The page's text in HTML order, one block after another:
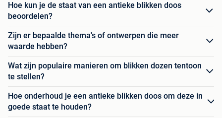
Hoe kun je de staat van een antieke blikken doos
beoordelen?
Zijn er bepaalde thema's of ontwerpen die meer
waarde hebben?
Wat zijn populaire manieren om blikken dozen tentoon
te stellen?
Hoe onderhoud je een antieke blikken doos om deze in
goede staat te houden?